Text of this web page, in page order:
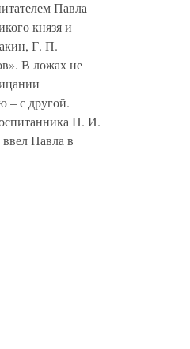
Павла
князя и
Г. П.
В ложах не
– с другой.
Н. И.
Павла в